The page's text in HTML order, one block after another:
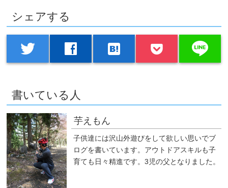
シェアする
twitter facebook hatenabookmark line
書いている人
芋えもん
子供達には沢山外遊びをして欲しい思いでブ
ログを書いています。アウトドアスキルも子
育ても日々精進です。3児の父となりました。